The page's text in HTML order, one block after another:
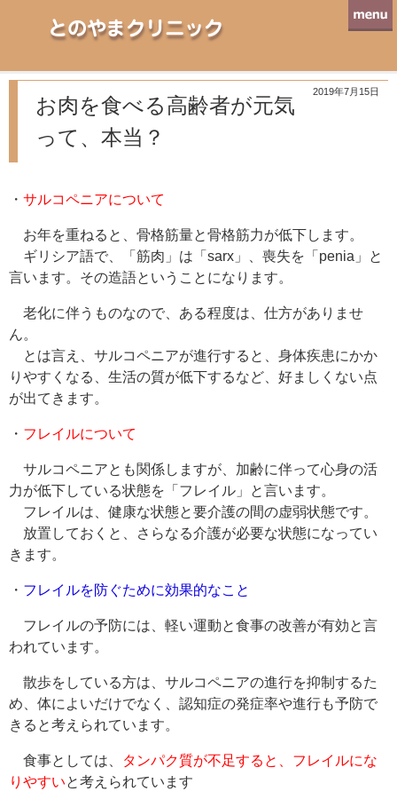
とのやまクリニック
2019年7月15日
お肉を食べる高齢者が元気
って、本当？
・ サルコペニアについて
お年を重ねると、骨格筋量と骨格筋力が低下します。
ギリシア語で、「筋肉」は「sarx」、喪失を「penia」と
言います。その造語ということになります。
老化に伴うものなので、ある程度は、仕方がありませ
ん。
とは言え、サルコペニアが進行すると、身体疾患にかか
りやすくなる、生活の質が低下するなど、好ましくない点
が出てきます。
・ フレイルについて
サルコペニアとも関係しますが、加齢に伴って心身の活
力が低下している状態を「フレイル」と言います。
フレイルは、健康な状態と要介護の間の虚弱状態です。
放置しておくと、さらなる介護が必要な状態になってい
きます。
・ フレイルを防ぐために効果的なこと
フレイルの予防には、軽い運動と食事の改善が有効と言
われています。
散歩をしている方は、サルコペニアの進行を抑制するた
め、体によいだけでなく、認知症の発症率や進行も予防で
きると考えられています。
食事としては、
タンパク質が不足すると、フレイルにな
りやすいと考えられています